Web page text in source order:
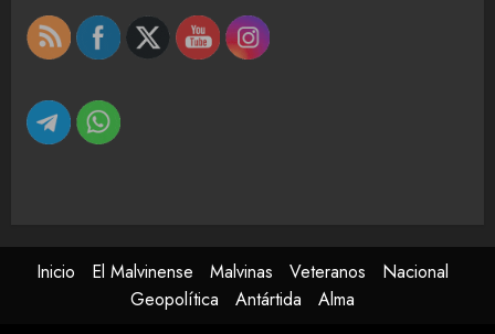
Inicio El Malvinense Malvinas Veteranos
Nacional
Geopolítica
Antártida
Alma